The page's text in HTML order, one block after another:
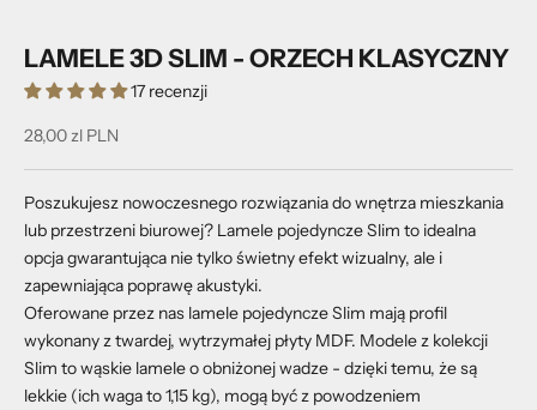
LAMELE 3D SLIM - ORZECH KLASYCZNY
17 recenzji
Cena promocyjna
28,00 zl PLN
Poszukujesz nowoczesnego rozwiązania do wnętrza mieszkania
lub przestrzeni biurowej? Lamele pojedyncze Slim to idealna
opcja gwarantująca nie tylko świetny efekt wizualny, ale i
zapewniająca poprawę akustyki.
Oferowane przez nas lamele pojedyncze Slim mają profil
wykonany z twardej, wytrzymałej płyty MDF. Modele z kolekcji
Slim to wąskie lamele o obniżonej wadze - dzięki temu, że są
lekkie (ich waga to 1,15 kg), mogą być z powodzeniem